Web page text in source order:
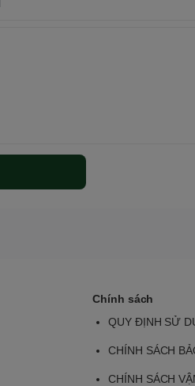
Chính sách
QUY ĐỊNH SỬ
CHÍNH SÁCH
CHÍNH SÁCH